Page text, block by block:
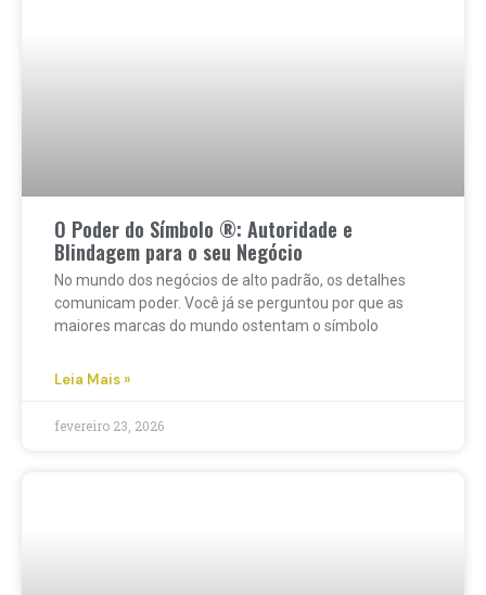
O Poder do Símbolo ®: Autoridade e
Blindagem para o seu Negócio
No mundo dos negócios de alto padrão, os detalhes
comunicam poder. Você já se perguntou por que as
maiores marcas do mundo ostentam o símbolo
Leia Mais »
fevereiro 23, 2026